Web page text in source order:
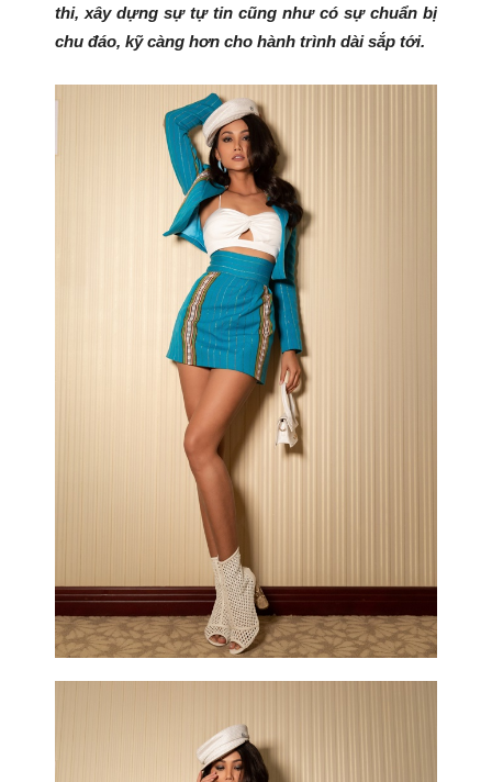
thi, xây dựng sự tự tin cũng như có sự chuẩn bị
chu đáo, kỹ càng hơn cho hành trình dài sắp tới.